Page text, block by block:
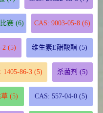
赛(6) CAS: 9003-05-8(6)
2 (5) 维生素E醋酸酯 (5)
1405-86-3(5) 杀菌剂 (5)
草 (5) CAS: 557-04-0(5)